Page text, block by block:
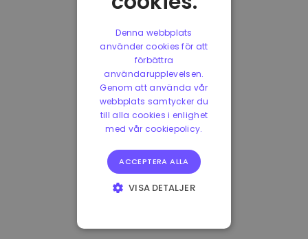
Denna webbplats
använder cookies för att
förbättra
användarupplevelsen.
Genom att använda vår
webbplats samtycker du
till alla cookies i enlighet
med vår cookiepolicy.
ACCEPTERA ALLA
VISA DETALJER